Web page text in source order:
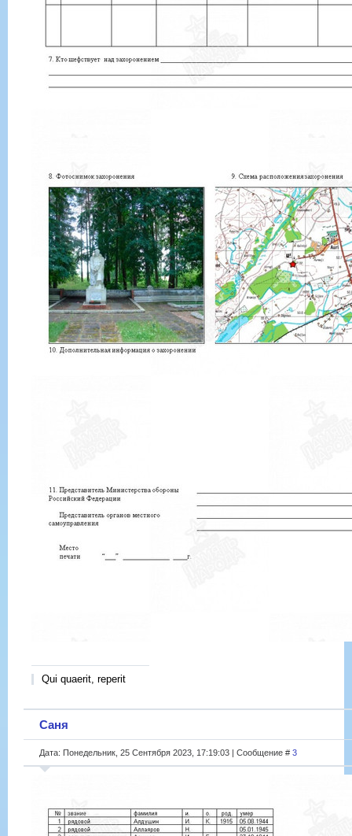
Qui quaerit, reperit
Саня
Дата: Понедельник, 25 Сентября 2023, 17:19:03 | Сообщение # 3